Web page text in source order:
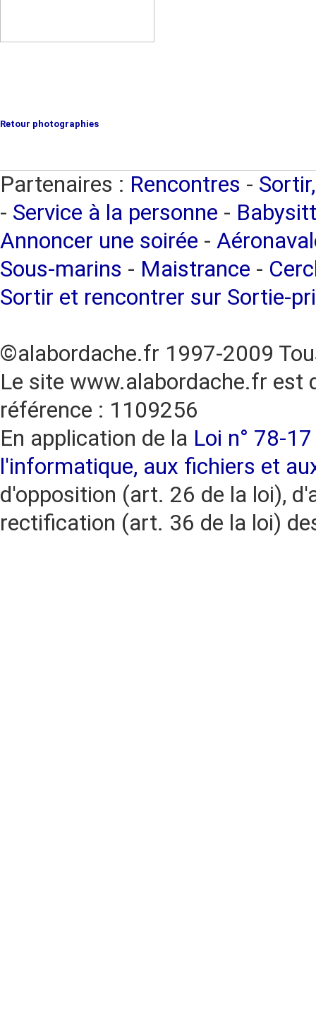
Retour photographies
Partenaires : Rencontres -
- Service à la personne -
Annoncer une soirée -
Sous-marins - Maistrance -
Sortir et rencontrer sur Sortie-
©alabordache.fr 1997-2009
Le site www.alabordache.fr est
référence : 1109256
En application de la Loi n° 78-
l'informatique, aux fichiers et
d'opposition (art. 26 de la loi),
rectification (art. 36 de la loi)